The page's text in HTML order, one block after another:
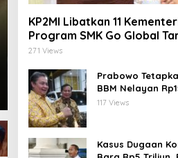
Menteri,Nasional
Menperin
Posisi
July 31, 2026
KP2MI Libatkan 11
Program SMK Go Global
Ribu Peserta Tahun Ini
271 Views
Prabowo
BBM Nelayan
Liter, Berlaku
117 Views
Kasus Dugaan